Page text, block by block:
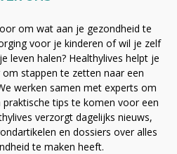
om wat aan je gezondheid te
voor je kinderen of wil je zelf
leven halen? Healthylives helpt je
stappen te zetten naar een
werken samen met experts om
tips te komen voor een
verzorgt dagelijks nieuws,
en dossiers over alles
te maken heeft.